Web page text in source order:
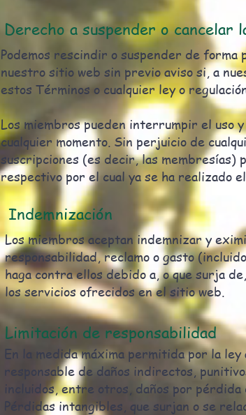
Derecho a suspender o cancelar
Podemos rescindir o suspender de forma
nuestro sitio web sin previo aviso si, a
estos Términos o cualquier ley o
Los miembros pueden interrumpir el uso
cualquier momento. Sin perjuicio de
suscripciones (es decir, las membresías)
respectivo por el cual ya se ha realizado
Indemnización
Los miembros aceptan indemnizar y
responsabilidad, reclamo o gasto
haga contra ellos debido a, o que surja
los servicios ofrecidos en el sitio web.
Limitación de responsabilidad
En la medida máxima permitida por la
responsable de daños indirectos,
incluidos, entre otros, daños por pérdida
Pérdidas intangibles, que surjan o se